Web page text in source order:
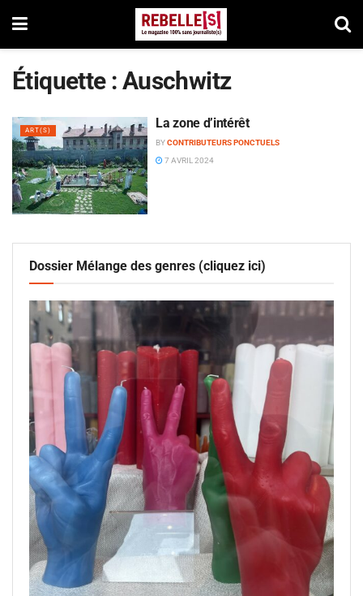
Étiquette : Auschwitz
ART(S) La zone d’intérêt
BYCONTRIBUTEURS PONCTUELS
7 AVRIL 2024
Dossier Mélange des genres (cliquez ici)